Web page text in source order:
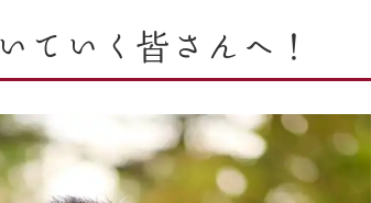
ていく皆さんへ！